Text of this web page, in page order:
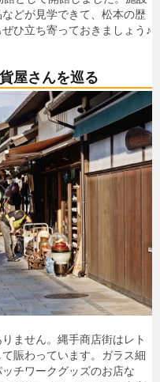
どが見学できて、松本の歴
ひ立ち寄っておきましょう♪
屋さんを巡る
ません。縄手商店街はレト
賑わっています。ガラス細
チワークグッズのお店な